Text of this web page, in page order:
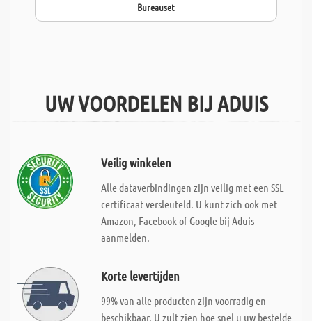
Bureauset
UW VOORDELEN BIJ ADUIS
Veilig winkelen
Alle dataverbindingen zijn veilig met een SSL
certificaat versleuteld. U kunt zich ook met
Amazon, Facebook of Google bij Aduis
aanmelden.
Korte levertijden
99% van alle producten zijn voorradig en
beschikbaar. U zult zien hoe snel u uw bestelde